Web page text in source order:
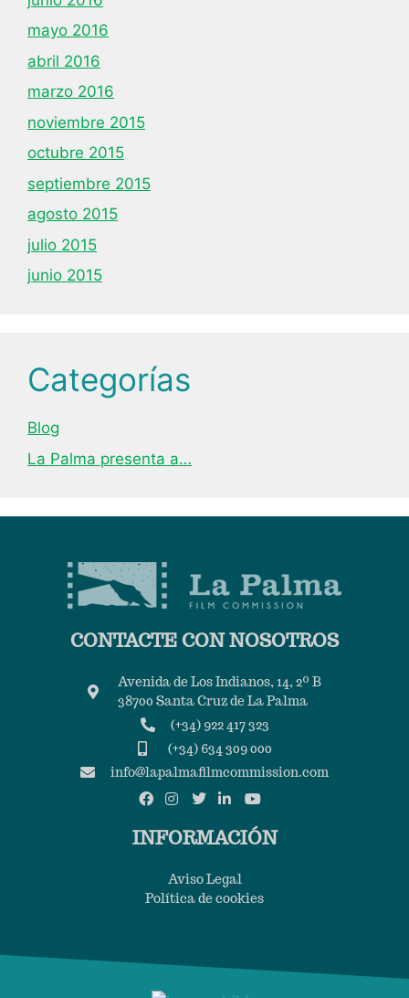
mayo 2016
abril 2016
marzo 2016
noviembre 2015
octubre 2015
septiembre 2015
agosto 2015
julio 2015
junio 2015
Categorías
Blog
La Palma presenta a…
CONTACTE CON NOSOTROS
Avenida de Los Indianos, 14, 2º B
38700 Santa Cruz de La Palma
(+34) 922 417 323
(+34) 634 309 000
info@lapalmafilmcommission.com
INFORMACIÓN
Aviso Legal
Política de cookies